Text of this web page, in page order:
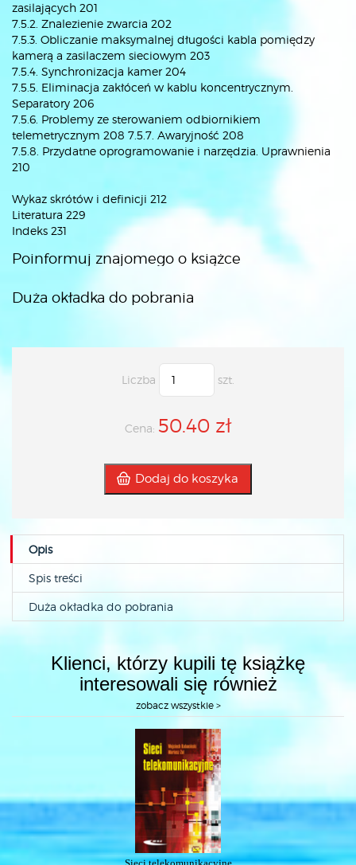
zasilających 201
7.5.2. Znalezienie zwarcia 202
7.5.3. Obliczanie maksymalnej długości kabla pomiędzy
kamerą a zasilaczem sieciowym 203
7.5.4. Synchronizacja kamer 204
7.5.5. Eliminacja zakłóceń w kablu koncentrycznym.
Separatory 206
7.5.6. Problemy ze sterowaniem odbiornikiem
telemetrycznym 208 7.5.7. Awaryjność 208
7.5.8. Przydatne oprogramowanie i narzędzia. Uprawnienia
210
Wykaz skrótów i definicji 212
Literatura 229
Indeks 231
Poinformuj znajomego o książce
Duża okładka do pobrania
Liczba szt.
Cena: 50.40 zł
Dodaj do koszyka
Opis
Spis treści
Duża okładka do pobrania
Klienci, którzy kupili tę książkę
interesowali się również
zobacz wszystkie >